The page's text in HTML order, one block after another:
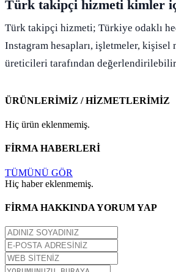
Türk takipçi hizmeti kimler
Türk takipçi hizmeti; Türkiye odaklı
Instagram hesapları, işletmeler,
üreticileri tarafından
ÜRÜNLERİMİZ / HİZMETLERİMİZ
Hiç ürün eklenmemiş.
FİRMA HABERLERİ
TÜMÜNÜ GÖR
Hiç haber eklenmemiş.
FİRMA HAKKINDA YORUM YAP